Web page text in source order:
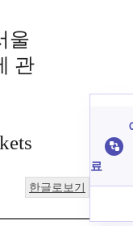
울
관
한글로보기
료